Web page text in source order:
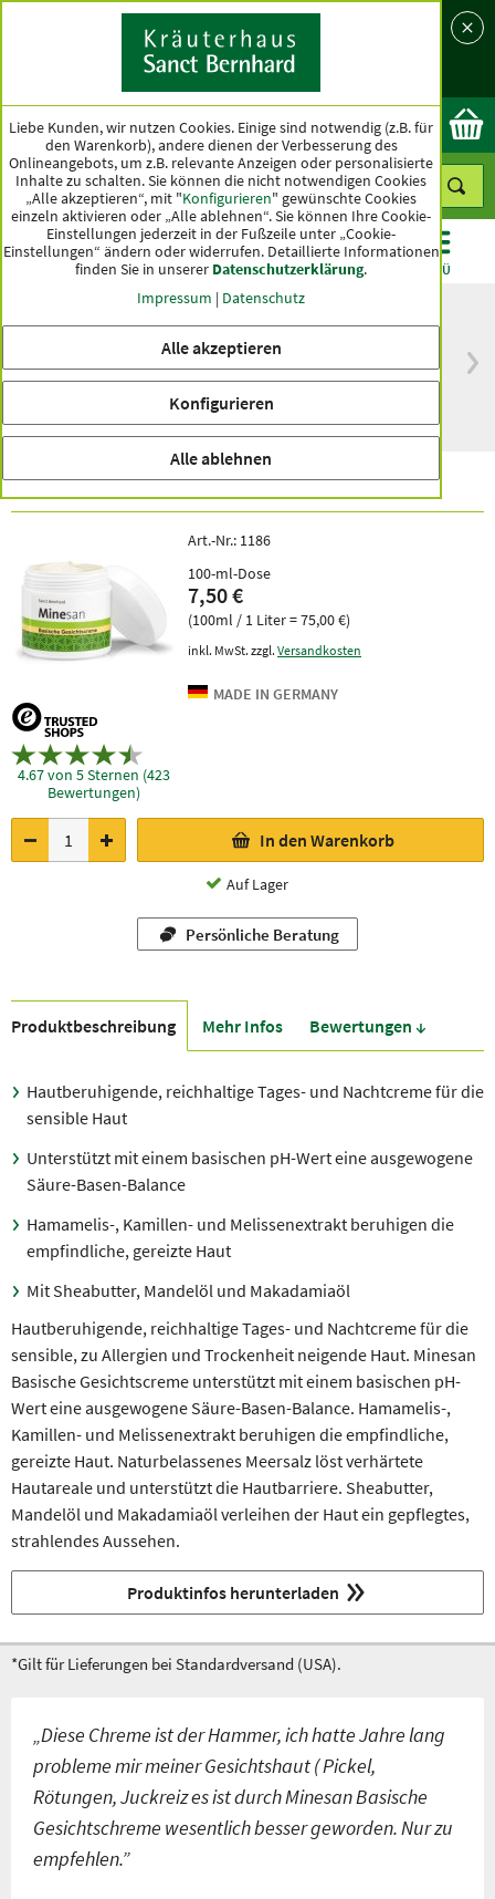
Land
Ok
KATEGORIEN ANGEBOTE TOPSELLER MENÜ
versandkostenfrei
innerhalb Deutschlands
Spitzenqualität seit
Minesan Basische Gesichtscreme
4.67 von 5 Sternen (423
Bewertungen)
Art.-Nr.: 1186
100-ml-Dose
7,50 €
(100ml / 1 Liter = 75,00 €)
inkl. MwSt. zzgl. Versandkosten
In den Warenkorb
Auf Lager
Persönliche Beratung
Produkt­beschreibung Mehr Infos Bewer­tungen ↓
Hautberuhigende, reichhaltige Tages- und Nachtcreme für die
sensible Haut
Unterstützt mit einem basischen pH-Wert eine ausgewogene
Säure-Basen-Balance
Hamamelis-, Kamillen- und Melissenextrakt beruhigen die
empfindliche, gereizte Haut
Mit Sheabutter, Mandelöl und Makadamiaöl
Hautberuhigende, reichhaltige Tages- und Nachtcreme für die
sensible, zu Allergien und Trockenheit neigende Haut. Minesan
Basische Gesichtscreme unterstützt mit einem basischen pH-
Wert eine ausgewogene Säure-Basen-Balance. Hamamelis-,
Kamillen- und Melissenextrakt beruhigen die empfindliche,
gereizte Haut. Naturbelassenes Meersalz löst verhärtete
Hautareale und unterstützt die Hautbarriere. Sheabutter,
Mandelöl und Makadamiaöl verleihen der Haut ein gepflegtes,
strahlendes Aussehen.
Produktinfos herunterladen
*Gilt für Lieferungen bei Standardversand (USA).
„Diese Chreme ist der Hammer, ich hatte Jahre lang
probleme mir meiner Gesichtshaut ( Pickel,
Rötungen, Juckreiz es ist durch Minesan Basische
Gesichtschreme wesentlich besser geworden. Nur zu
empfehlen.”
Liebe Kunden, wir nutzen Cookies. Einige sind notwendig (z.B. für
den Warenkorb), andere dienen der Verbesserung des
Onlineangebots, um z.B. relevante Anzeigen oder personalisierte
Inhalte zu schalten. Sie können die nicht notwendigen Cookies
„Alle akzeptieren“, mit "Konfigurieren" gewünschte Cookies
einzeln aktivieren oder „Alle ablehnen“. Sie können Ihre Cookie-
Einstellungen jederzeit in der Fußzeile unter „Cookie-
Einstellungen“ ändern oder widerrufen. Detaillierte Informationen
finden Sie in unserer Datenschutzerklärung.
Impressum | Datenschutz
Alle akzeptieren
Konfigurieren
Alle ablehnen